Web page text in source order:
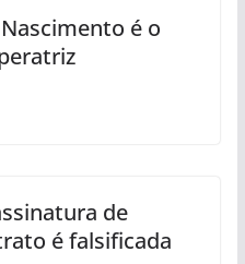
é o
de
é falsificada